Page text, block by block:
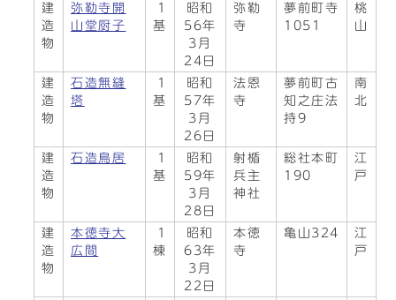
建
造
物
弥勒寺開
山堂厨子
1
基
昭和
56年
3月
24日
弥勒
寺
夢前町寺
1051
桃
山
建
造
物
石造無縫
塔
1
基
昭和
57年
3月
26日
法恩
寺
夢前町古
知之庄法
持9
南
北
建
造
物
石造鳥居
1
基
昭和
59年
3月
28日
射楯
兵主
神社
総社本町
190
江
戸
建
造
物
本徳寺大
広間
1
棟
昭和
63年
3月
22日
本徳
寺
亀山324
江
戸